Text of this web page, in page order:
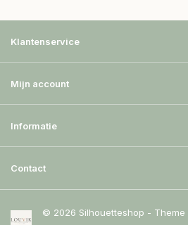
Klantenservice
Mijn account
Informatie
Contact
© 2026 Silhouetteshop - Theme